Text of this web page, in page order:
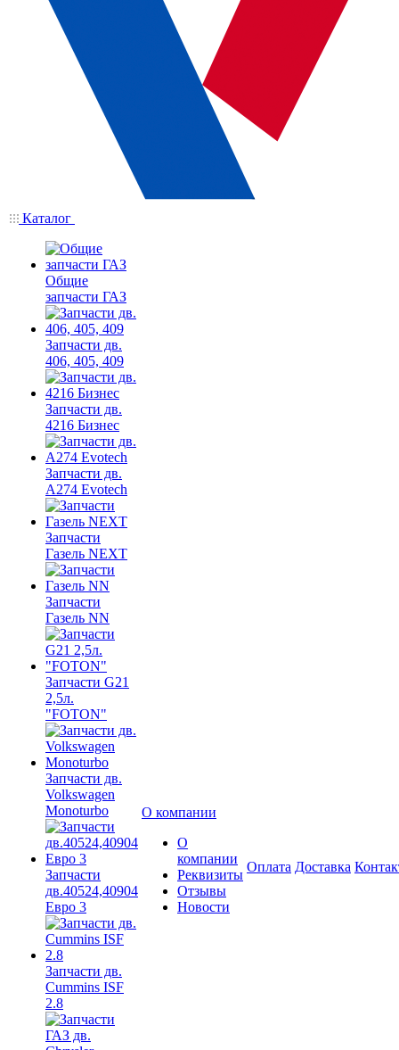
Каталог
Общие
запчасти ГАЗ
Запчасти дв.
406, 405, 409
Запчасти дв.
4216 Бизнес
Запчасти дв.
A274 Evotech
Запчасти
Газель NEXT
Запчасти
Газель NN
Запчасти G21
2,5л.
"FOTON"
Запчасти дв.
Volkswagen
Monoturbo
Запчасти
дв.40524,40904
Евро 3
Запчасти дв.
Cummins ISF
2.8
О компании
О
компании
Реквизиты
Отзывы
Новости
Оплата Доставка